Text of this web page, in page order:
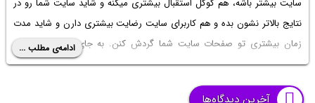
سایت بیشتر باشه، هم گوگل استقبال بیشتری میکنه و شاید سایت شما رو در
نتایج بالاتر نشون بده و هم کاربرای سایت رضایت بیشتری دارن و شاید مدت
زمان بیشتری تو صفحات سایت شما گردش کنن. به جای استفاده ازدوره
افزایش سرعت سایت وردپرسی
میخوایم ۴ روش ساده که سرعت سایت رو
افزایش میده، با هم بررسی کنیم. با ساده‌گو همراه باشید.
ادامه‌ی مطلب ...
آخرین دیدگاه‌ها